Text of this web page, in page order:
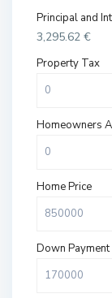
Principal and
3,295.62 €
Property Tax
Homeowners
Home Price
Down Payment